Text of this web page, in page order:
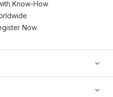
Know-How
Now